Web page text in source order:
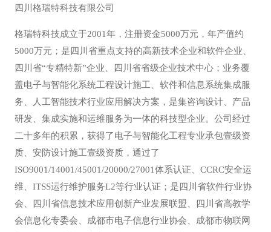
四川格瑞特科技有限公司
格瑞特科技成立于2001年，注册资金5000万元，年产值约
5000万元；是四川省重点支持的高新技术企业和软件企业、
四川省“专精特新”企业、四川省省级企业技术中心；业务覆
盖电子与智能化系统工程设计施工、软件和信息系统集成服
务、人工智能技术行业应用解决方案，是集咨询设计、产品
研发、集成实施和运维服务为一体的科技型企业。公司经过
二十多年的积累，获得了电子与智能化工程专业承包壹级资
质、安防设计施工壹级资质，通过了
ISO9001/14001/45001/20000/27001体系认证、CCRC安全运
维、ITSS运行维护服务L2等行业认证；是四川省软件行业协
会、四川省信息技术应用创新产业发展联盟、四川省高教学
会信息化专委会、成都市电子信息行业协会、成都市物联网